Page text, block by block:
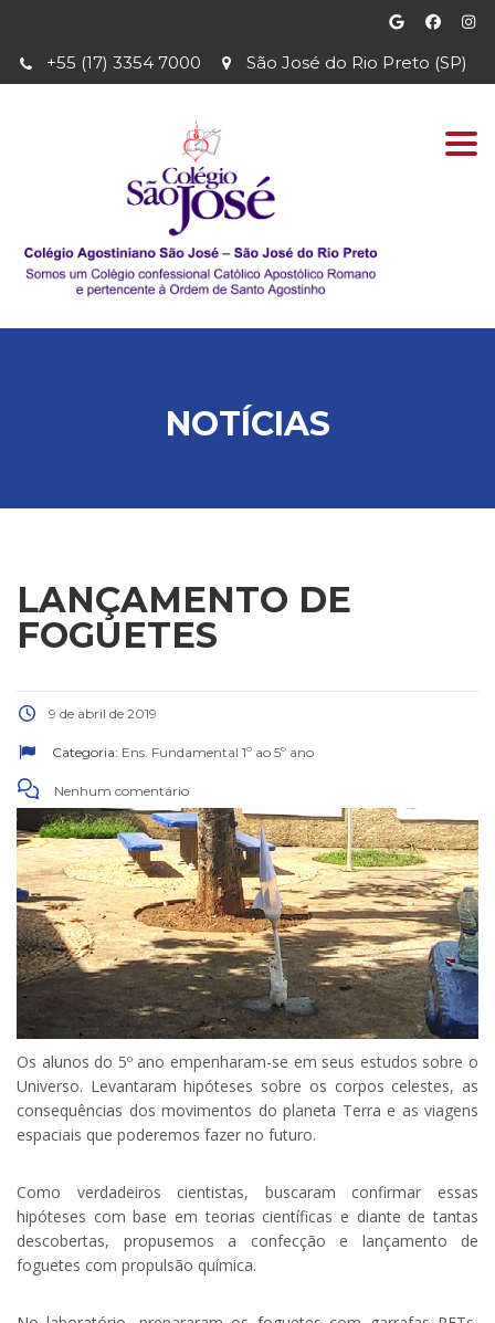
São José do Rio Preto (SP)
+55 (17) 3354 7000
NOTÍCIAS
LANÇAMENTO DE
FOGUETES
9 de abril de 2019
Categoria: Ens. Fundamental 1º ao 5º ano
Nenhum comentário
Os alunos do 5º ano empenharam-se em seus estudos sobre o
Universo. Levantaram hipóteses sobre os corpos celestes, as
consequências dos movimentos do planeta Terra e as viagens
espaciais que poderemos fazer no futuro.
Como verdadeiros cientistas, buscaram confirmar essas
hipóteses com base em teorias científicas e diante de tantas
descobertas, propusemos a confecção e lançamento de
foguetes com propulsão química.